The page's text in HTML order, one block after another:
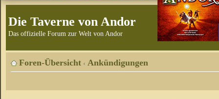
Die Taverne von Andor
Das offizielle Forum zur Welt von Andor
Foren-Übersicht ‹ Ankündigungen